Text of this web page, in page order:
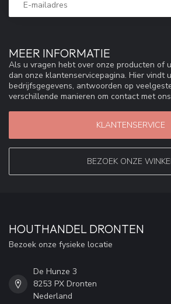
MEER INFORMATIE
Als u vragen hebt over onze producten of
dan onze klantenservicepagina. Hier vindt
bedrijfsgegevens, antwoorden op
verschillende manieren om contact met
KLANTENSERVICE
BEZOEK ONZE
HOUTHANDEL DRONTEN
Bezoek onze fysieke locatie
De Hunze 3
8253 PX Dronten
Nederland